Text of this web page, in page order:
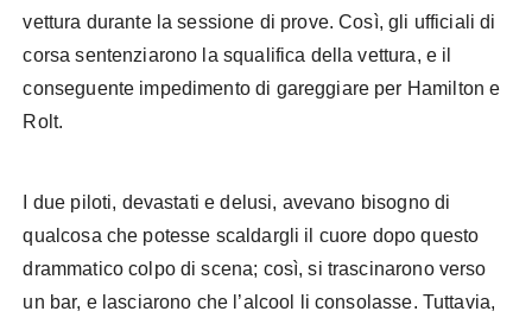
vettura durante la sessione di prove. Così, gli ufficiali di
corsa sentenziarono la squalifica della vettura, e il
conseguente impedimento di gareggiare per Hamilton e
Rolt.
I due piloti, devastati e delusi, avevano bisogno di
qualcosa che potesse scaldargli il cuore dopo questo
drammatico colpo di scena; così, si trascinarono verso
un bar, e lasciarono che l’alcool li consolasse. Tuttavia,